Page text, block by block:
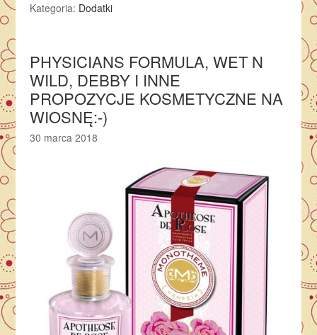
Kategoria: Dodatki
PHYSICIANS FORMULA, WET N
WILD, DEBBY I INNE
PROPOZYCJE KOSMETYCZNE NA
WIOSNĘ:-)
30 marca 2018